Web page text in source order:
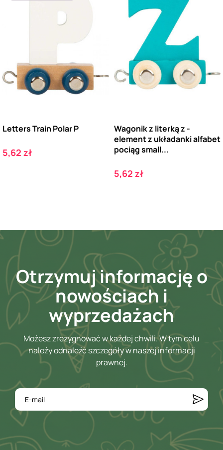
Letters Train Polar P
Cena
5,62 zł
Wagonik z literką z -
element z układanki alfabet
pociąg small...
Cena
5,62 zł
Otrzymuj informację o
nowościach i
wyprzedażach
Możesz zrezygnować w każdej chwili. W tym celu
należy odnaleźć szczegóły w naszej informacji
prawnej.